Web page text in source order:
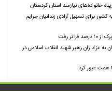
خانواده‌های نیازمند استان کردستان
برای تسهیل آزادی زندانیان جرایم
رفت
عزاداران رهبر شهید انقلاب اسلامی در